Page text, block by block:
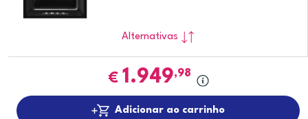
Alternativas
€ 1.949,98
Adicionar ao carrinho